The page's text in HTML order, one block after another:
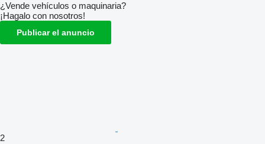
¿Vende vehículos o maquinaria?
¡Hagalo con nosotros!
Publicar el anuncio
2